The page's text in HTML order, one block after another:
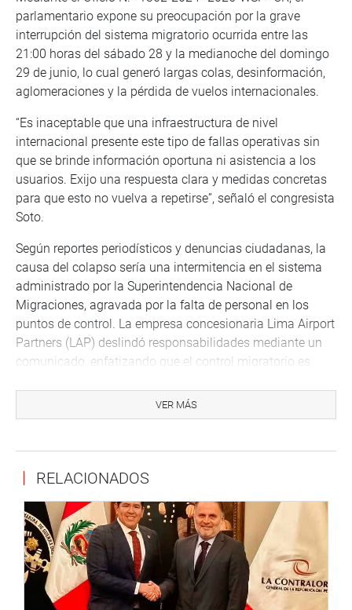
parlamentario expone su preocupación por la grave
interrupción del sistema migratorio ocurrida entre las
21:00 horas del sábado 28 y la medianoche del domingo
29 de junio, lo cual generó largas colas, desinformación,
aglomeraciones y la pérdida de vuelos internacionales.
“Es inaceptable que una infraestructura de nivel
internacional presente este tipo de fallas operativas sin
que se brinde información oportuna ni asistencia a los
usuarios. Exijo una respuesta clara y medidas concretas
para que esto no vuelva a repetirse”, señaló el congresista
Soto.
Según reportes periodísticos y denuncias ciudadanas, la
causa del colapso sería una intermitencia en el sistema
administrado por la Superintendencia Nacional de
Migraciones, agravada por la falta de personal en los
puntos de control. La empresa concesionaria Lima Airport
Partners (LAP) deslindó responsabilidades mediante un
comunicado, enfatizando que el control migratorio es
El legislador ha solicitado al titular del Ministerio del
Las acciones inmediatas y preventivas adoptadas.
El nivel actual de personal y tecnología operativa en
los puntos de control.
El grado de coordinación con la Superintendencia de
Migraciones y LAP frente a esta crisis.
VER MÁS
RELACIONADOS